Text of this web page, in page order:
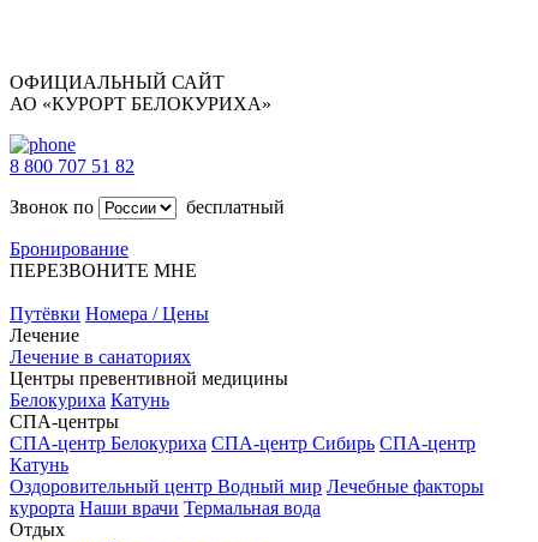
ОФИЦИАЛЬНЫЙ САЙТ
АО «КУРОРТ БЕЛОКУРИХА»
8 800 707 51 82
Звонок по
бесплатный
Бронирование
ПЕРЕЗВОНИТЕ МНЕ
Путёвки Номера / Цены
Лечение
Лечение в санаториях
Центры превентивной медицины
Белокуриха Катунь
СПА-центры
СПА-центр Белокуриха СПА-центр Сибирь СПА-центр
Катунь
Оздоровительный центр Водный мир Лечебные факторы
курорта Наши врачи Термальная вода
Отдых